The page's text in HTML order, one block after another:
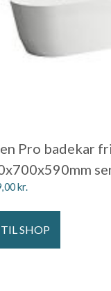
Pro badekar
kr.
SHOP